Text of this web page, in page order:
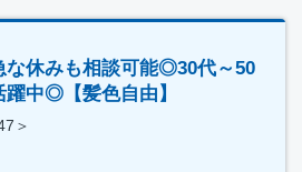
な休みも相談可能◎30代～50
中◎【髪色自由】
＞